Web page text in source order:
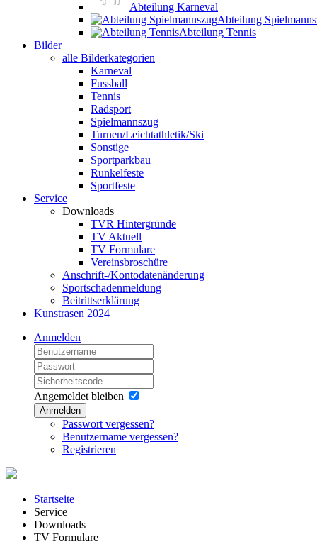
Abteilung Karneval
Abteilung
Abteilung Tennis
Bilder
alle Bilderkategorien
Karneval
Fussball
Tennis
Radsport
Spielmannszug
Turnen/Leichtathletik/Ski
Sonstige
Sportparkbau
Runkelfeste
Sportfeste
Service
Downloads
TVR Hintergründe
TV Aktuell
TV Formulare
Vereinsbroschüre
Anschrift-/Kontodatenänderung
Sportschadenmeldung
Beitrittserklärung
Kunstrasen 2024
Anmelden
Angemeldet bleiben
Anmelden
Passwort vergessen?
Benutzername vergessen?
Registrieren
Startseite
Service
Downloads
TV Formulare